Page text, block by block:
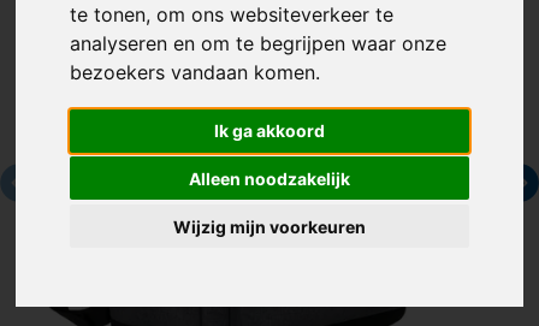
te tonen, om ons websiteverkeer te
analyseren en om te begrijpen waar onze
bezoekers vandaan komen.
Ik ga akkoord
Alleen noodzakelijk
Wijzig mijn voorkeuren